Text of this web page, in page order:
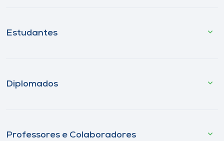
Estudantes
Diplomados
Professores e Colaboradores